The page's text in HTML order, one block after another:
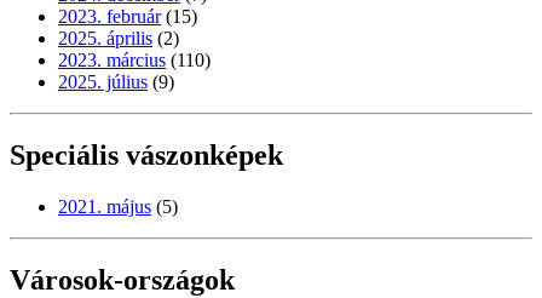
2023. február (15)
2025. április (2)
2023. március (110)
2025. július (9)
Speciális vászonképek
2021. május (5)
Városok-országok